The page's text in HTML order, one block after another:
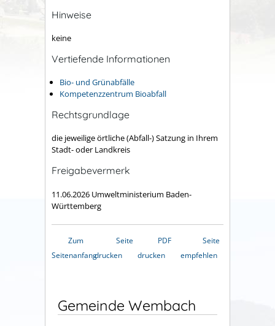
Hinweise
keine
Vertiefende Informationen
Bio- und Grünabfälle
Kompetenzzentrum Bioabfall
Rechtsgrundlage
die jeweilige örtliche (Abfall-) Satzung in Ihrem
Stadt- oder Landkreis
Freigabevermerk
11.06.2026 Umweltministerium Baden-
Württemberg
Zum
Seitenanfang
Seite
drucken
PDF
drucken
Seite
empfehlen
Gemeinde Wembach